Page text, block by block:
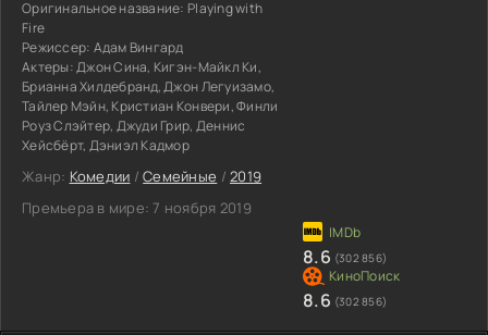
Оригинальное название: Playing with
Fire
Режиссер: Адам Вингард
Актеры:Джон Сина, Кигэн-Майкл Ки,
Брианна Хилдебранд, Джон Легуизамо,
Тайлер Мэйн, Кристиан Конвери, Финли
Роуз Слэйтер, Джуди Грир, Деннис
Хейсбёрт, Дэниэл Кадмор
Жанр: Комедии /Семейные /2019
Премьера в мире: 7 ноября 2019
8.6 (302 856)
8.6 (302 856)